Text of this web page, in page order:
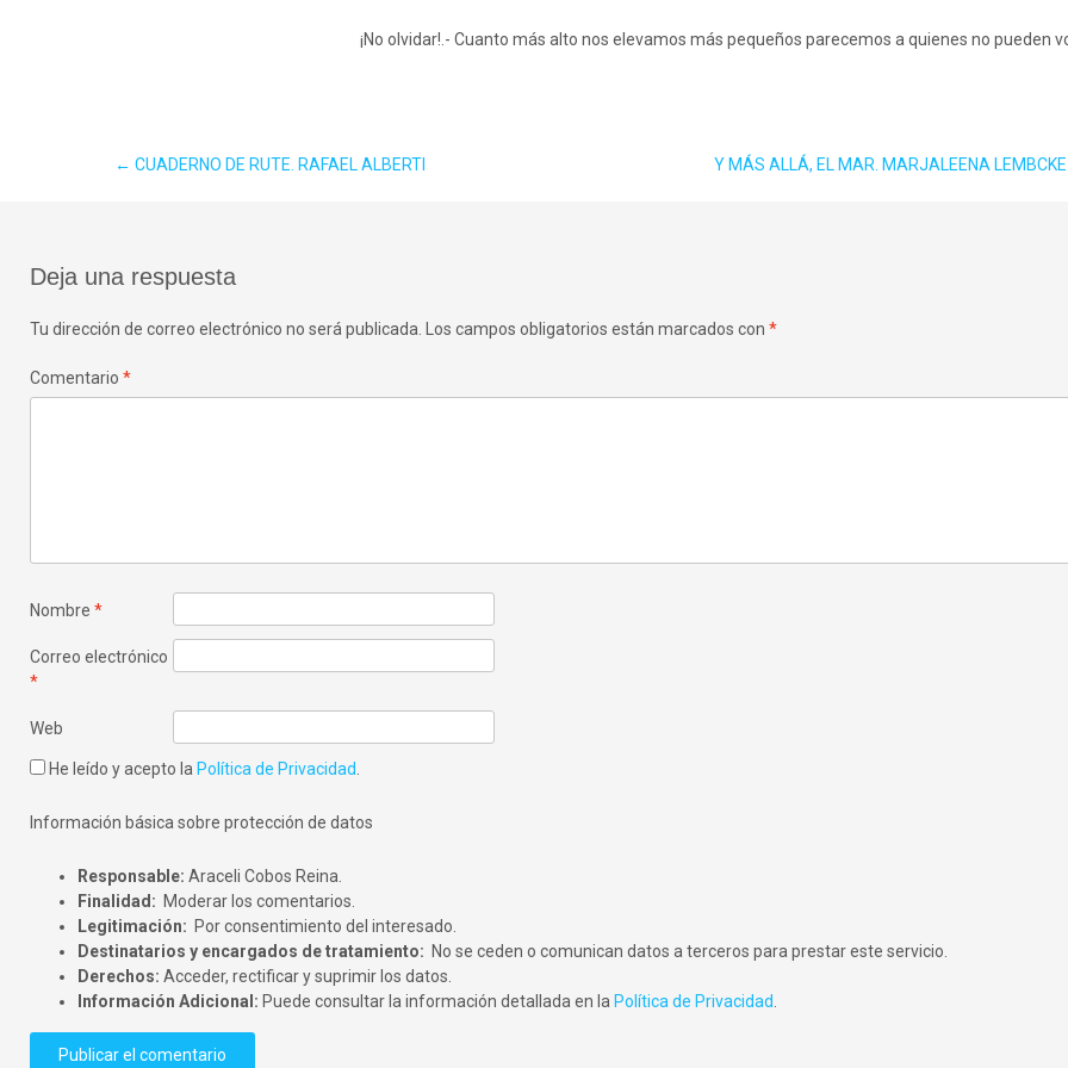
¡No olvidar!.- Cuanto más alto nos elevamos más pequeños parecemos a quienes no pueden
Navegación
de
entradas
← CUADERNO DE RUTE. RAFAEL ALBERTI Y MÁS ALLÁ, EL MAR. MARJALEENA LEMBCKE
Deja una respuesta
Tu dirección de correo electrónico no será publicada. Los campos obligatorios están marcados con*
Comentario*
Nombre*
Correo electrónico
*
Web
He leído y acepto la Política de Privacidad
Información básica sobre protección de datos
Responsable: Araceli Cobos Reina.
Finalidad: Moderar los comentarios.
Legitimación: Por consentimiento del interesado.
Destinatarios y encargados de tratamiento: No se ceden o comunican datos a terceros para prestar este servicio.
Derechos: Acceder, rectificar y suprimir los datos.
Información Adicional: Puede consultar la información detallada en la Política de Privacidad